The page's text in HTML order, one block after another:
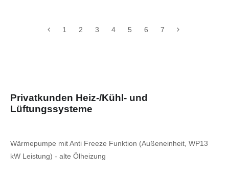
1 2 3 4 5 6 7
Privatkunden Heiz-/Kühl- und
Lüftungssysteme
Wärmepumpe mit Anti Freeze Funktion (Außeneinheit, WP13
kW Leistung) - alte Ölheizung